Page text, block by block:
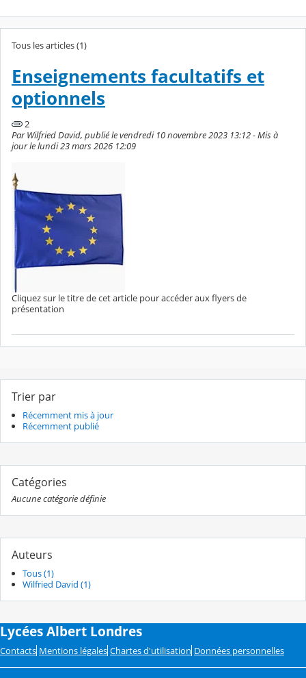
Tous les articles (1)
Enseignements facultatifs et
optionnels
2
Par Wilfried David, publié le vendredi 10 novembre 2023 13:12 - Mis à
jour le lundi 23 mars 2026 12:09
Cliquez sur le titre de cet article pour accéder aux flyers de
présentation
Trier par
Récemment mis à jour
Récemment publié
Catégories
Aucune catégorie définie
Auteurs
Tous (1)
Wilfried David (1)
Lycées Albert Londres
Contacts Mentions légales Chartes d'utilisation Données personnelles